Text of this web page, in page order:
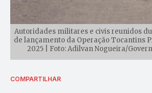
Autoridades militares e civis reunidos
de lançamento da Operação Tocantins
2025 | Foto: Adilvan Nogueira/
COMPARTILHAR